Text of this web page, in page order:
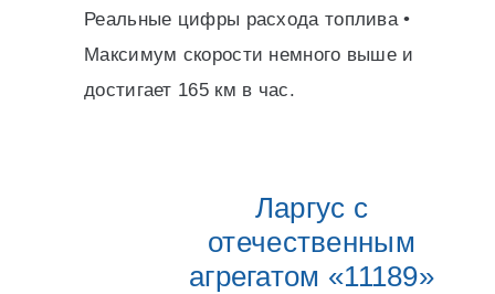
Реальные цифры расхода топлива •
Максимум скорости немного выше и
достигает 165 км в час.
Ларгус с
отечественным
агрегатом «11189»